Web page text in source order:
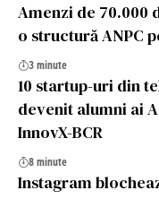
Amenzi de 70.000
o structură ANPC
3 minute
10 startup-uri din
devenit alumni ai
InnovX-BCR
8 minute
Instagram